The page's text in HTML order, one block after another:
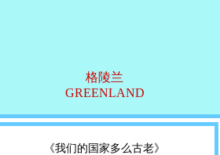
格陵兰
GREENLAND
《我们的国家多么古老》